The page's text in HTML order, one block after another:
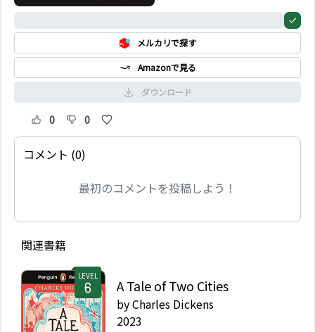
メルカリで探す
Amazonで見る
ダウンロード
0 0
コメント (0)
最初のコメントを投稿しよう！
関連書籍
LEVEL
A Tale of Two Cities
byCharles Dickens
2023